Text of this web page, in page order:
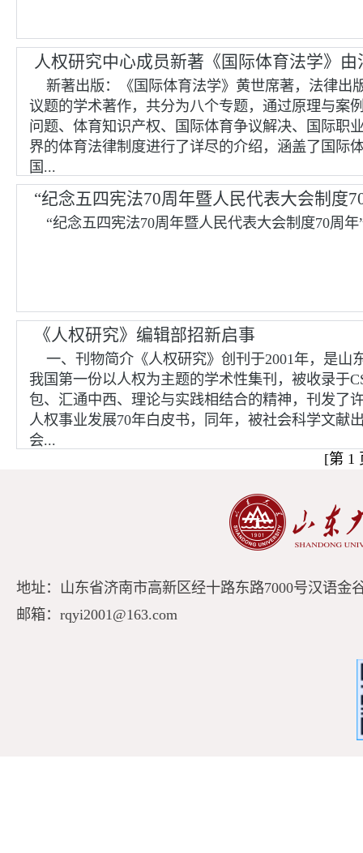
人权研究中心成员新著《国际体育法学》
新著出版：《国际体育法学》黄世席著，法律出
议题的学术著作，共分为八个专题，通过原理与案
问题、体育知识产权、国际体育争议解决、国际职
界的体育法律制度进行了详尽的介绍，涵盖了国际
国...
“纪念五四宪法70周年暨人民代表大会制度
“纪念五四宪法70周年暨人民代表大会制度70周
《人权研究》编辑部招新启事
一、刊物简介《人权研究》创刊于2001年，是
我国第一份以人权为主题的学术性集刊，被收录于
包、汇通中西、理论与实践相结合的精神，刊发了
人权事业发展70年白皮书，同年，被社会科学文献
会...
[第 1
地址：山东省济南市高新区经十路东路7000号汉语金
邮箱：rqyi2001@163.com